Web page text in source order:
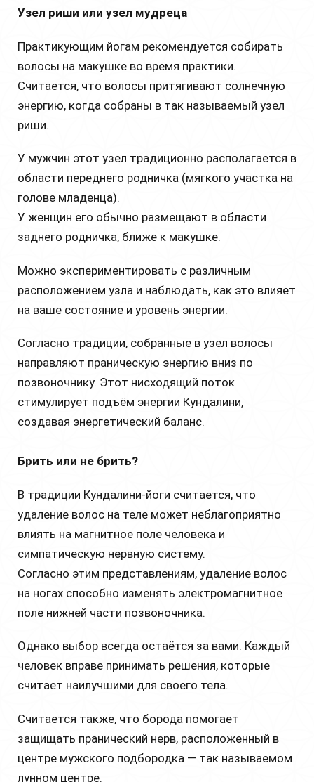
Узел риши или узел мудреца
Практикующим йогам рекомендуется собирать
волосы на макушке во время практики.
Считается, что волосы притягивают солнечную
энергию, когда собраны в так называемый узел
риши.
У мужчин этот узел традиционно располагается в
области переднего родничка (мягкого участка на
голове младенца).
У женщин его обычно размещают в области
заднего родничка, ближе к макушке.
Можно экспериментировать с различным
расположением узла и наблюдать, как это влияет
на ваше состояние и уровень энергии.
Согласно традиции, собранные в узел волосы
направляют праническую энергию вниз по
позвоночнику. Этот нисходящий поток
стимулирует подъём энергии Кундалини,
создавая энергетический баланс.
Брить или не брить?
В традиции Кундалини-йоги считается, что
удаление волос на теле может неблагоприятно
влиять на магнитное поле человека и
симпатическую нервную систему.
Согласно этим представлениям, удаление волос
на ногах способно изменять электромагнитное
поле нижней части позвоночника.
Однако выбор всегда остаётся за вами. Каждый
человек вправе принимать решения, которые
считает наилучшими для своего тела.
Считается также, что борода помогает
защищать пранический нерв, расположенный в
центре мужского подбородка — так называемом
лунном центре.